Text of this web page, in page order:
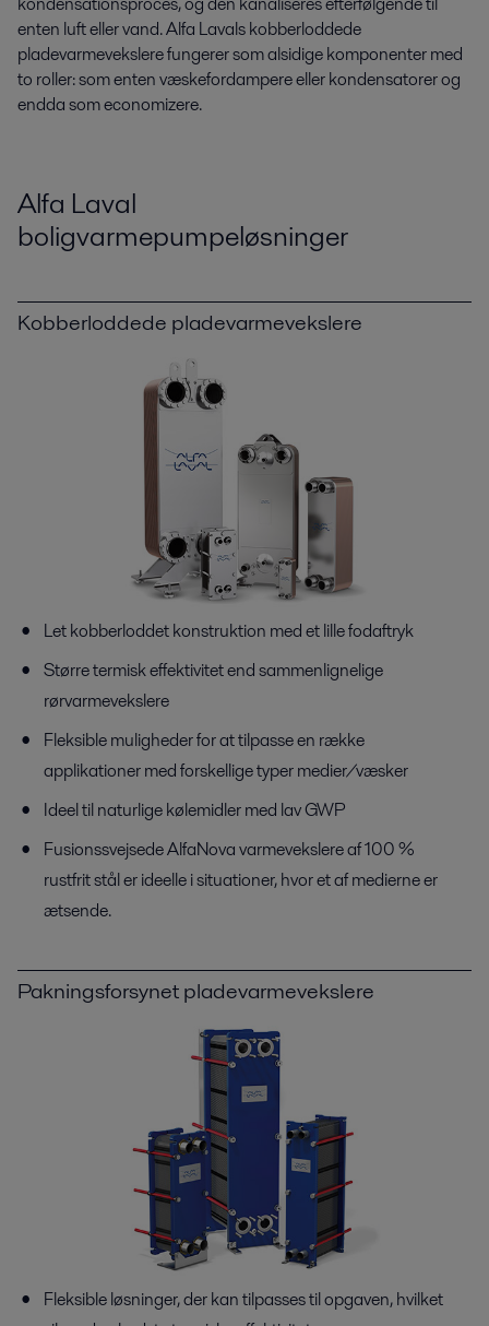
enten luft eller vand. Alfa Lavals kobberloddede
pladevarmevekslere fungerer som alsidige komponenter med
to roller: som enten væskefordampere eller kondensatorer og
endda som economizere.
Alfa Laval
boligvarmepumpeløsninger
Kobberloddede pladevarmevekslere
Let kobberloddet konstruktion med et lille fodaftryk
Større termisk effektivitet end sammenlignelige
rørvarmevekslere
Fleksible muligheder for at tilpasse en række
applikationer med forskellige typer medier/væsker
Ideel til naturlige kølemidler med lav GWP
Fusionssvejsede AlfaNova varmevekslere af 100 %
rustfrit stål er ideelle i situationer, hvor et af medierne er
ætsende.
Pakningsforsynet pladevarmevekslere
Fleksible løsninger, der kan tilpasses til opgaven, hvilket